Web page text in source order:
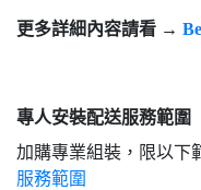
更多詳細內容請看 →
專人安裝配送服務範圍
加購專業組裝，限以下
服務範圍